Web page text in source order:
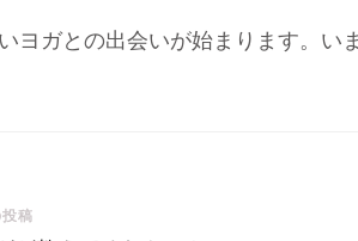
ヨガとの出会いが始まります。い
稿